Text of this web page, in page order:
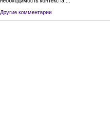
Другие комментарии